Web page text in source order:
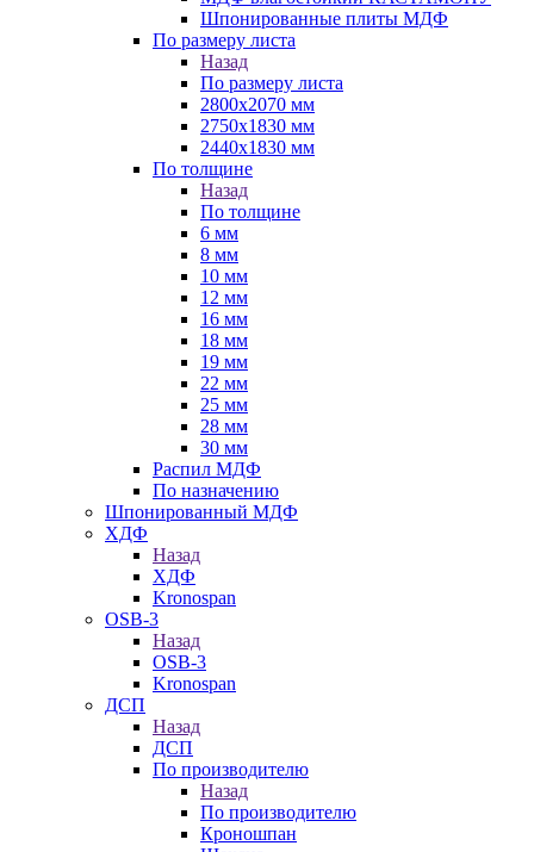
Шпонированные плиты МДФ
По размеру листа
Назад
По размеру листа
2800х2070 мм
2750х1830 мм
2440х1830 мм
По толщине
Назад
По толщине
6 мм
8 мм
10 мм
12 мм
16 мм
18 мм
19 мм
22 мм
25 мм
28 мм
30 мм
Распил МДФ
По назначению
Шпонированный МДФ
ХДФ
Назад
ХДФ
Kronospan
OSB-3
Назад
OSB-3
Kronospan
ДСП
Назад
ДСП
По производителю
Назад
По производителю
Кроношпан